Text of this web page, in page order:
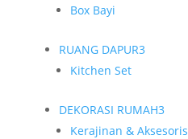
Box Bayi
RUANG DAPUR3
Kitchen Set
DEKORASI RUMAH3
Kerajinan & Aksesoris